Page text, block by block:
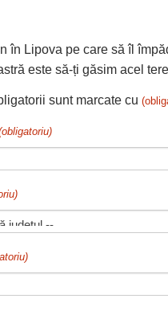
în Lipova pe care să îl
este să-ți găsim acel
sunt marcate cu